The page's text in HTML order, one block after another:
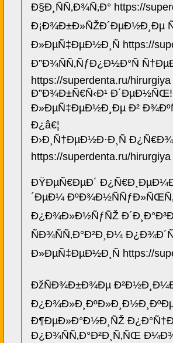
Ð§Ð¸ÑÑ‚Ð¾Ñ‚Ð° https://
Ð¡Ð¾Ð±Ð»ÑŽÐ´ÐµÐ½Ð¸Ðµ
Ð»ÐµÑ‡ÐµÐ½Ð¸Ñ https://
Ð”Ð¾ÑÑ‚ÑƒÐ¿Ð½Ð°Ñ
https://superdenta.ru/hirurgiya
Ð”Ð¾Ð±Ñ€Ñ‹Ð¹
Ð»ÐµÑ‡ÐµÐ½Ð¸Ðµ Ð²
Ð¿â€¦
Ð›Ð¸Ñ†ÐµÐ½Ð·Ð¸Ñ
https://superdenta.ru/hirurgiya
ÐŸÐµÑ€ÐµÐ´
´ÐµÐ¼
Ð¿Ð¾Ð»Ð½ÑƒÑŽ
ÑÐ¾ÑÑ‚Ð°Ð²Ð¸Ð¼
Ð»ÐµÑ‡ÐµÐ½Ð¸Ñ https://
ÐžÑÐ¾Ð±Ð¾Ðµ
Ð¿Ð¾Ð»Ð¸ÐºÐ»Ð¸Ð½Ð¸ÐºÐµ
Ð¶ÐµÐ»Ð°Ð½Ð¸ÑŽ
Ð¿Ð¾ÑÑ‚Ð°Ð²Ð¸Ñ‚ÑŒ